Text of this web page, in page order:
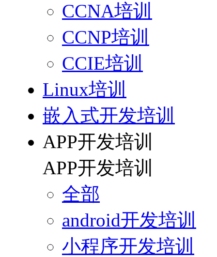
CCNA培训
CCNP培训
CCIE培训
Linux培训
嵌入式开发培训
APP开发培训
APP开发培训
全部
android开发培训
小程序开发培训